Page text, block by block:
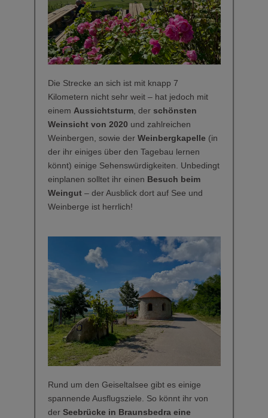
Die Strecke an sich ist mit knapp 7
Kilometern nicht sehr weit – hat jedoch mit
einem Aussichtsturm, der schönsten
Weinsicht von 2020 und zahlreichen
Weinbergen, sowie der Weinbergkapelle (in
der ihr einiges über den Tagebau lernen
könnt) einige Sehenswürdigkeiten. Unbedingt
einplanen solltet ihr einen Besuch beim
Weingut– der Ausblick dort auf See und
Weinberge ist herrlich!
Rund um den Geiseltalsee gibt es einige
spannende Ausflugsziele. So könnt ihr von
der Seebrücke in Braunsbedra eine